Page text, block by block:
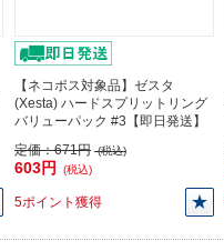
【ネコポス対象品】ゼスタ
(Xesta) ハードスプリットリング
バリューパック #3【即日発送】
定価：671円 (税込)
603円 (税込)
5ポイント獲得